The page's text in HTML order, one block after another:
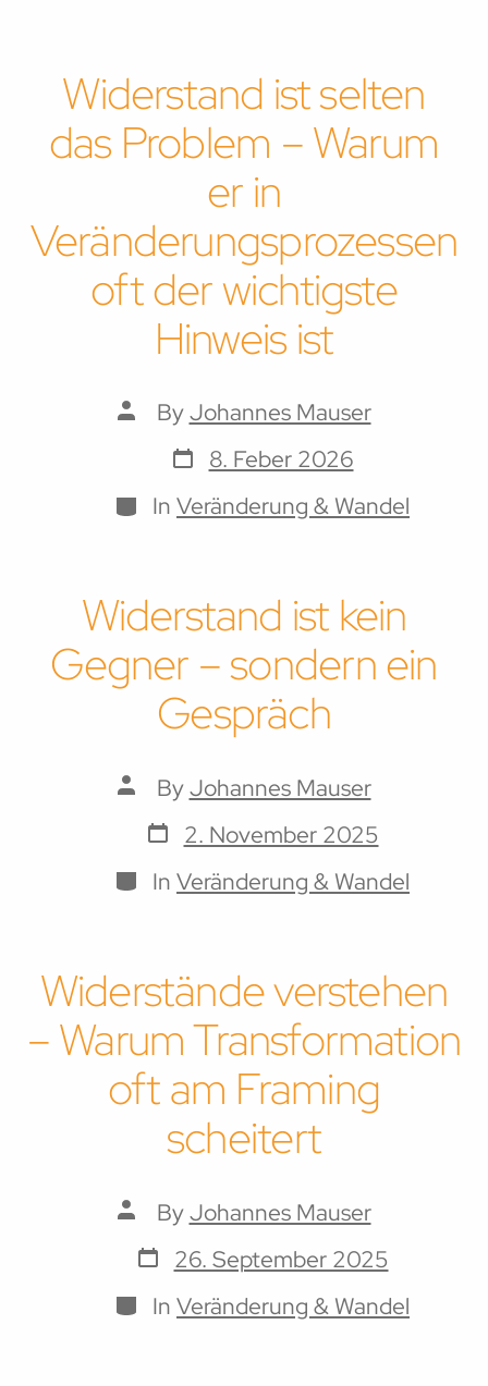
Widerstand ist selten
das Problem – Warum
er in
Veränderungsprozessen
oft der wichtigste
Hinweis ist
Post
author
ByJohannes Mauser
Post
date
8. Feber 2026
Categories
In Veränderung & Wandel
Widerstand ist kein
Gegner – sondern ein
Gespräch
Post
author
ByJohannes Mauser
Post
date
2. November 2025
Categories
In Veränderung & Wandel
Widerstände verstehen
– Warum Transformation
oft am Framing
scheitert
Post
author
ByJohannes Mauser
Post
date
26. September 2025
Categories
In Veränderung & Wandel